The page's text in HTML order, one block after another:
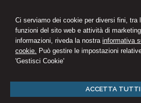
Ci serviamo dei cookie per diversi fini, tra
funzioni del sito web e attività di
informazioni, riveda la nostra informativa
cookie. Può gestire le impostazioni
'Gestisci Cookie'
ACCETTA TUTTI